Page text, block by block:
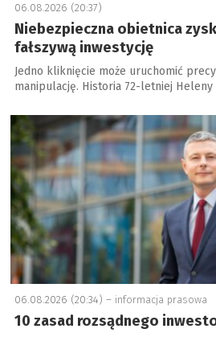
06.08.2026 (20:37)
Niebezpieczna obietnica
fałszywą inwestycję
Jedno kliknięcie może uruchomić
manipulację. Historia 72-letniej
a
06.08.2026 (20:34) – informacja prasowa
10 zasad rozsądnego